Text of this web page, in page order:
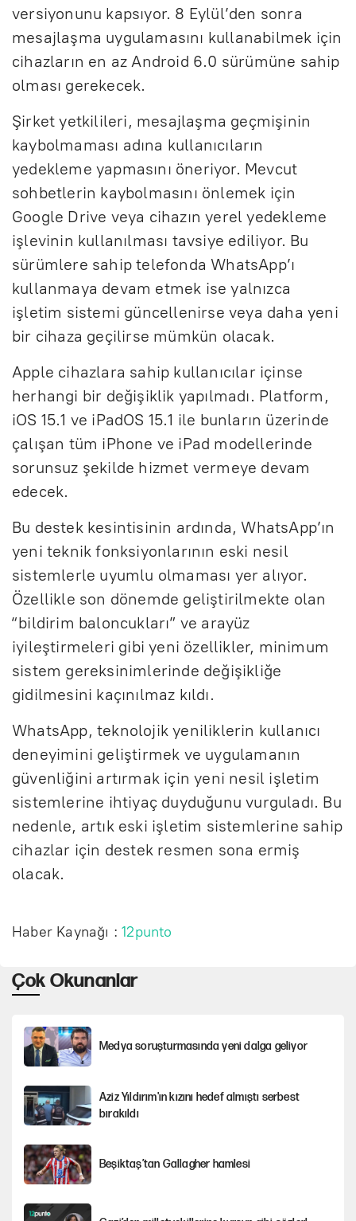
versiyonunu kapsıyor. 8 Eylül’den sonra
mesajlaşma uygulamasını kullanabilmek için
cihazların en az Android 6.0 sürümüne sahip
olması gerekecek.
Şirket yetkilileri, mesajlaşma geçmişinin
kaybolmaması adına kullanıcıların
yedekleme yapmasını öneriyor. Mevcut
sohbetlerin kaybolmasını önlemek için
Google Drive veya cihazın yerel yedekleme
işlevinin kullanılması tavsiye ediliyor. Bu
sürümlere sahip telefonda WhatsApp’ı
kullanmaya devam etmek ise yalnızca
işletim sistemi güncellenirse veya daha yeni
bir cihaza geçilirse mümkün olacak.
Apple cihazlara sahip kullanıcılar içinse
herhangi bir değişiklik yapılmadı. Platform,
iOS 15.1 ve iPadOS 15.1 ile bunların üzerinde
çalışan tüm iPhone ve iPad modellerinde
sorunsuz şekilde hizmet vermeye devam
edecek.
Bu destek kesintisinin ardında, WhatsApp’ın
yeni teknik fonksiyonlarının eski nesil
sistemlerle uyumlu olmaması yer alıyor.
Özellikle son dönemde geliştirilmekte olan
“bildirim baloncukları” ve arayüz
iyileştirmeleri gibi yeni özellikler, minimum
sistem gereksinimlerinde değişikliğe
gidilmesini kaçınılmaz kıldı.
WhatsApp, teknolojik yeniliklerin kullanıcı
deneyimini geliştirmek ve uygulamanın
güvenliğini artırmak için yeni nesil işletim
sistemlerine ihtiyaç duyduğunu vurguladı. Bu
nedenle, artık eski işletim sistemlerine sahip
cihazlar için destek resmen sona ermiş
olacak.
Haber Kaynağı :12punto
Çok Okunanlar
Medya soruşturmasında yeni dalga geliyor
Aziz Yıldırım'ın kızını hedef almıştı serbest
bırakıldı
Beşiktaş’tan Gallagher hamlesi